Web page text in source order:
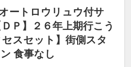
ことができます。冬の
で温もりながらの遊覧
・ご要望等メモ」欄、
マイページ」に禁煙ル
ご記入ください。
スとなり確約できませ
クイン時のご回答とな
ートロウリュウ付サ
Ｐ】２６年上期行こう
スセット】街側スタ
食事なし